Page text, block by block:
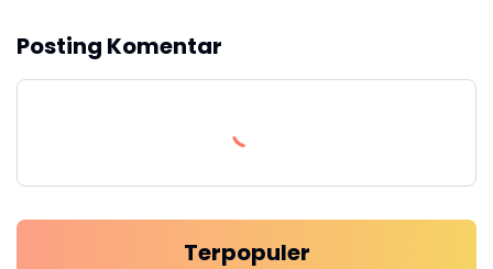
Posting Komentar
Terpopuler